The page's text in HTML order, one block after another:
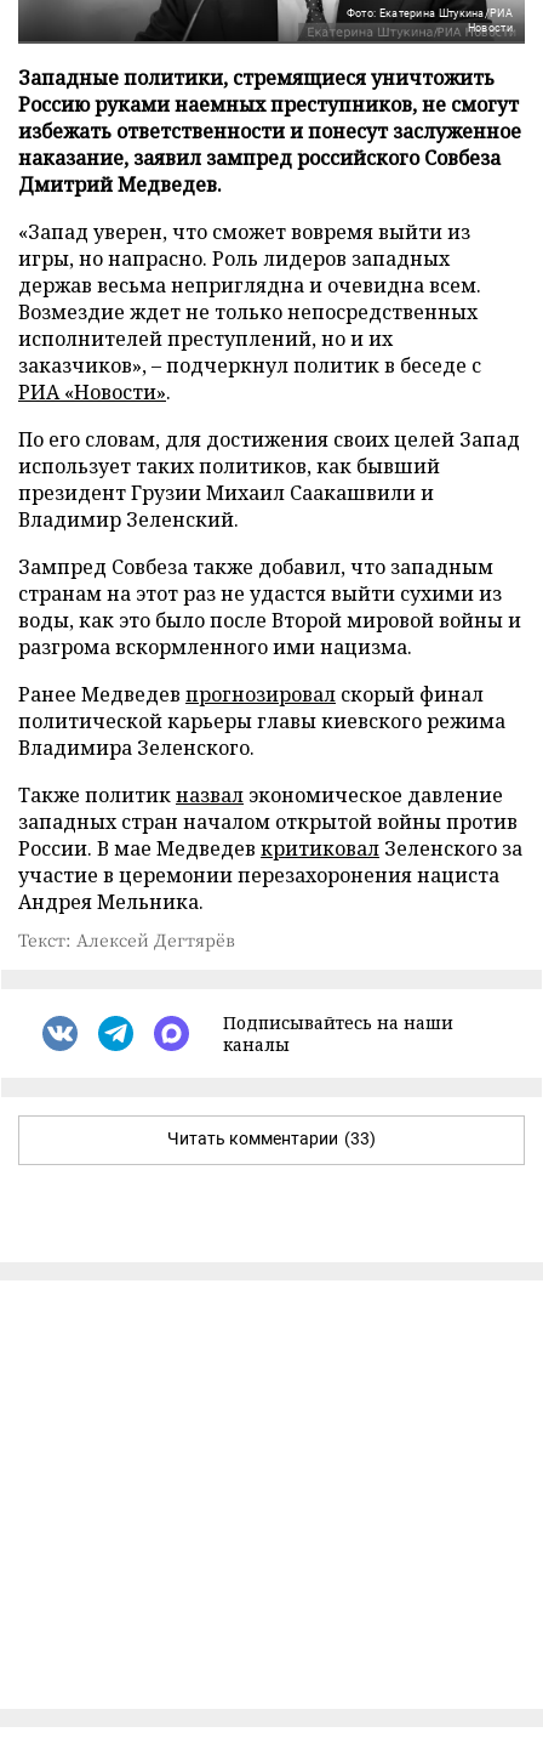
Фото: Екатерина Штукина/РИА
Новости
Западные политики, стремящиеся уничтожить
Россию руками наемных преступников, не смогут
избежать ответственности и понесут заслуженное
наказание, заявил зампред российского Совбеза
Дмитрий Медведев.
«Запад уверен, что сможет вовремя выйти из
игры, но напрасно. Роль лидеров западных
держав весьма неприглядна и очевидна всем.
Возмездие ждет не только непосредственных
исполнителей преступлений, но и их
заказчиков», – подчеркнул политик в беседе с
РИА «Новости».
По его словам, для достижения своих целей Запад
использует таких политиков, как бывший
президент Грузии Михаил Саакашвили и
Владимир Зеленский.
Зампред Совбеза также добавил, что западным
странам на этот раз не удастся выйти сухими из
воды, как это было после Второй мировой войны и
разгрома вскормленного ими нацизма.
Ранее Медведев прогнозировал скорый финал
политической карьеры главы киевского режима
Владимира Зеленского.
Также политикназвал экономическое давление
западных стран началом открытой войны против
России. В мае Медведев критиковал Зеленского за
участие в церемонии перезахоронения нациста
Андрея Мельника.
Текст: Алексей Дегтярёв
Подписывайтесь на наши
каналы
Читать комментарии (33)